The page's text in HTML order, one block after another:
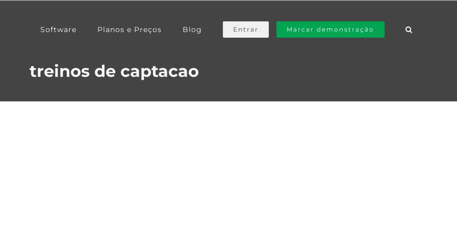
Software Planos e Preços Blog Entrar Marcar demonstração
treinos de captacao